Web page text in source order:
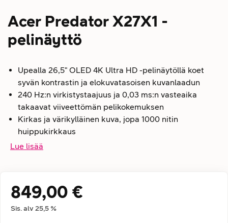
Acer Predator X27X1 -
pelinäyttö
Upealla 26,5" OLED 4K Ultra HD -pelinäytöllä koet
syvän kontrastin ja elokuvatasoisen kuvanlaadun
240 Hz:n virkistystaajuus ja 0,03 ms:n vasteaika
takaavat viiveettömän pelikokemuksen
Kirkas ja värikylläinen kuva, jopa 1000 nitin
huippukirkkaus
Lue lisää
Hintatiedot
849,00 €
Sis. alv25,5 %